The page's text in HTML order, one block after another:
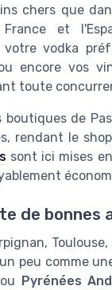
chers que
et
vodka
encore vos
toute
de
rendant le
sont ici mises
de bonnes
peu comme
ou Pyrénées